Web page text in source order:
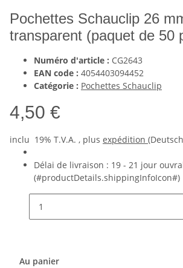
Pochettes Schauclip 26
transparent (paquet de 50
Numéro d'article : CG2643
EAN code : 4054403094452
Catégorie : Pochettes Schauclip
4,50 €
inclu 19% T.V.A. , plus expédition
Délai de livraison : 19 - 21 jour
(#productDetails.shippingInfoIcon#)
Au panier